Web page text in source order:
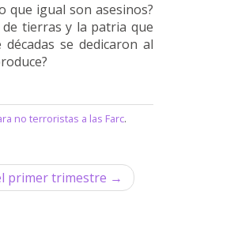
que igual son asesinos?
tierras y la patria que
se dedicaron al
no terroristas a las Farc.
primer trimestre →